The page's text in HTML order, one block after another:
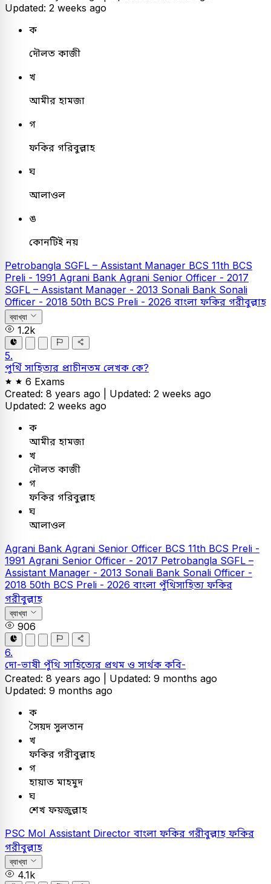
Updated: 2 weeks ago
ক
দৌলত কাজী
খ
আমীর হামজা
গ
ফকির গরিবুল্লাহ
ঘ
আলাওল
ঙ
কোনটিই নয়
Petrobangla SGFL – Assistant Manager BCS 11th BCS
Preli - 1991 Agrani Bank Agrani Senior Officer - 2017
SGFL – Assistant Manager - 2013 Sonali Bank Sonali
Officer - 2018 50th BCS Preli - 2026 বাংলা ফকির গরীবুল্লাহ
ব্যাখ্যা
1.2k
5.
পুথিঁ সাহিত্যর প্রাচীনতম লেখক কে?
6 Exams
Created: 8 years ago | Updated: 2 weeks ago
Updated: 2 weeks ago
ক
আমীর হামজা
খ
দৌলত কাজী
গ
ফকির গরিবুল্লাহ
ঘ
আলাওল
Agrani Bank Agrani Senior Officer BCS 11th BCS Preli -
1991 Agrani Senior Officer - 2017 Petrobangla SGFL –
Assistant Manager - 2013 Sonali Bank Sonali Officer -
2018 50th BCS Preli - 2026 বাংলা পুঁথিসাহিত্য ফকির
গরীবুল্লাহ
ব্যাখ্যা
906
6.
দো-ভাষী পুঁথি সাহিত্যের প্রথম ও সার্থক কবি-
Created: 8 years ago | Updated: 9 months ago
Updated: 9 months ago
ক
সৈয়দ সুলতান
খ
ফকির গরীবুল্লাহ
গ
হায়াত মাহমুদ
ঘ
শেখ ফয়জুল্লাহ
PSC MoI Assistant Director বাংলা ফকির গরীবুল্লাহ ফকির
গরীবুল্লাহ
ব্যাখ্যা
4.1k